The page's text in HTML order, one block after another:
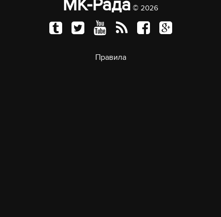
МК-Рада © 2026
Правила